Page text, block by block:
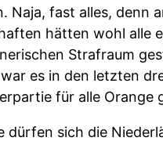
Naja, fast alles, denn
hätten wohl alle
Strafraum
es in den letzten
für alle Orange
dürfen sich die